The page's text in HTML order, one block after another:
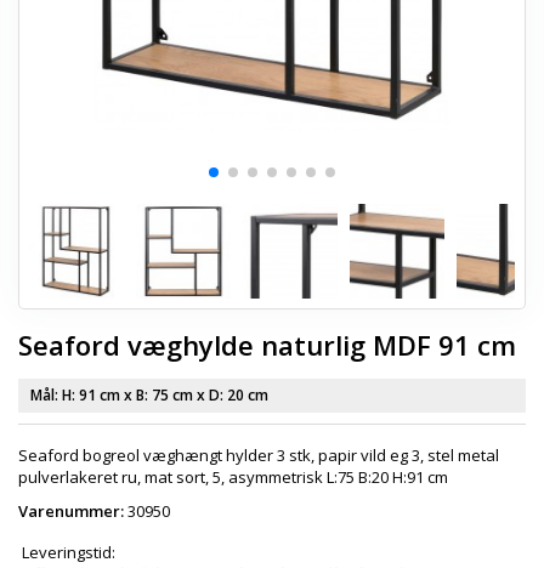
SPAR PENGE PÅ UDVALGTE VARER
Seaford væghylde naturlig MDF 91 cm
Mål: H: 91 cmx B: 75 cmx D: 20 cm
Seaford bogreol væghængt hylder 3 stk, papir vild eg 3, stel metal
pulverlakeret ru, mat sort, 5, asymmetrisk L:75 B:20 H:91 cm
Varenummer:30950
Leveringstid: